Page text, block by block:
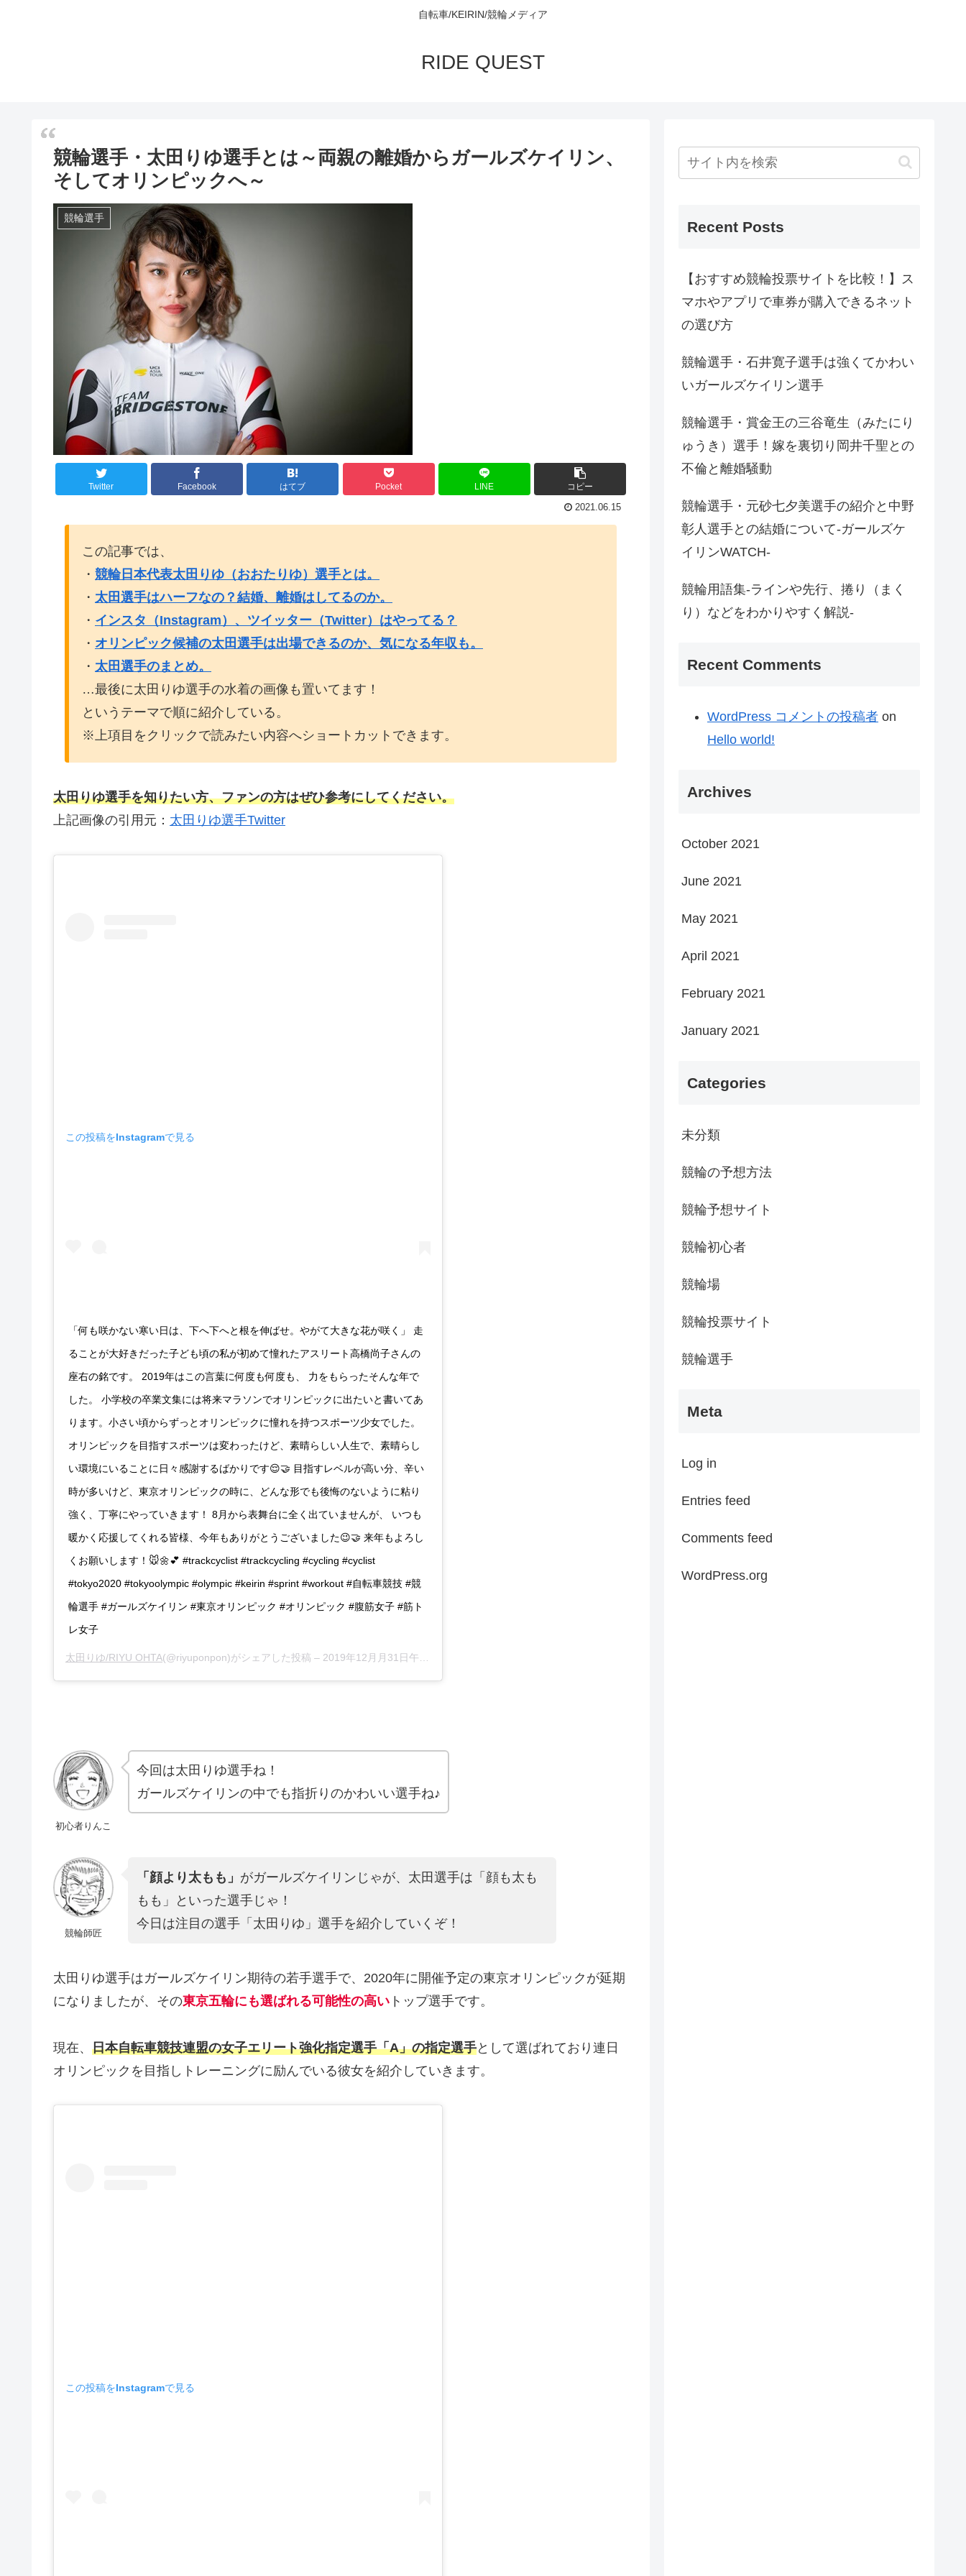
自転車/KEIRIN/競輪メディア
RIDE QUEST
競輪選手・太田りゆ選手とは～両親の離婚からガールズケイリン、
そしてオリンピックへ～
競輪選手
Twitter Facebook はてブ Pocket LINE コピー
2021.06.15
この記事では、
・ 競輪日本代表太田りゆ（おおたりゆ）選手とは。
・ 太田選手はハーフなの？結婚、離婚はしてるのか。
・ インスタ（Instagram）、ツイッター（Twitter）はやってる？
・ オリンピック候補の太田選手は出場できるのか、気になる年収も。
・ 太田選手のまとめ。
…最後に太田りゆ選手の水着の画像も置いてます！
というテーマで順に紹介している。
※上項目をクリックで読みたい内容へショートカットできます。
太田りゆ選手を知りたい方、ファンの方はぜひ参考にしてください。
上記画像の引用元： 太田りゆ選手Twitter
この投稿をInstagramで見る
「何も咲かない寒い日は、下へ下へと根を伸ばせ。やがて大きな花が咲く」 走
ることが大好きだった子ども頃の私が初めて憧れたアスリート高橋尚子さんの
座右の銘です。 2019年はこの言葉に何度も何度も、 力をもらったそんな年で
した。 小学校の卒業文集には将来マラソンでオリンピックに出たいと書いてあ
ります。小さい頃からずっとオリンピックに憧れを持つスポーツ少女でした。
オリンピックを目指すスポーツは変わったけど、素晴らしい人生で、素晴らし
い環境にいることに日々感謝するばかりです😌🤝 目指すレベルが高い分、辛い
時が多いけど、東京オリンピックの時に、どんな形でも後悔のないように粘り
強く、丁寧にやっていきます！ 8月から表舞台に全く出ていませんが、 いつも
暖かく応援してくれる皆様、今年もありがとうございました😉🤝 来年もよろし
くお願いします！🐭🌼💕 #trackcyclist #trackcycling #cycling #cyclist
#tokyo2020 #tokyoolympic #olympic #keirin #sprint #workout #自転車競技 #競
輪選手 #ガールズケイリン #東京オリンピック #オリンピック #腹筋女子 #筋ト
レ女子
太田りゆ/RIYU OHTA(@riyuponpon)がシェアした投稿 – 2019年12月月31日午前1時41分PST
初心者りんこ
今回は太田りゆ選手ね！
ガールズケイリンの中でも指折りのかわいい選手ね♪
競輪師匠
「顔より太もも」 がガールズケイリンじゃが、太田選手は「顔も太も
もも」といった選手じゃ！
今日は注目の選手「太田りゆ」選手を紹介していくぞ！
太田りゆ選手はガールズケイリン期待の若手選手で、2020年に開催予定の東京オリンピックが延期
になりましたが、その東京五輪にも選ばれる可能性の高い トップ選手です。
現在、 日本自転車競技連盟の女子エリート強化指定選手「A」の指定選手として選ばれており連日
オリンピックを目指しトレーニングに励んでいる彼女を紹介していきます。
この投稿をInstagramで見る
Recent Posts
【おすすめ競輪投票サイトを比較！】ス
マホやアプリで車券が購入できるネット
の選び方
競輪選手・石井寛子選手は強くてかわい
いガールズケイリン選手
競輪選手・賞金王の三谷竜生（みたにり
ゅうき）選手！嫁を裏切り岡井千聖との
不倫と離婚騒動
競輪選手・元砂七夕美選手の紹介と中野
彰人選手との結婚について-ガールズケ
イリンWATCH-
競輪用語集-ラインや先行、捲り（まく
り）などをわかりやすく解説-
Recent Comments
WordPress コメントの投稿者 on
Hello world!
Archives
October 2021
June 2021
May 2021
April 2021
February 2021
January 2021
Categories
未分類
競輪の予想方法
競輪予想サイト
競輪初心者
競輪場
競輪投票サイト
競輪選手
Meta
Log in
Entries feed
Comments feed
WordPress.org